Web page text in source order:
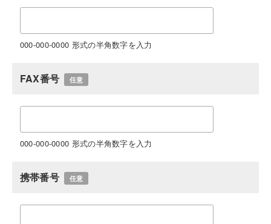
000-000-0000 形式の半角数字を入力
FAX番号 任意
000-000-0000 形式の半角数字を入力
携帯番号 任意